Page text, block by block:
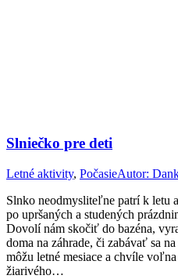
Slniečko pre deti
Letné aktivity, PočasieAutor:
Slnko neodmysliteľne patrí k letu
po upršaných a studených
Dovolí nám skočiť do bazéna,
doma na záhrade, či zabávať sa
môžu letné mesiace a chvíle
žiarivého…